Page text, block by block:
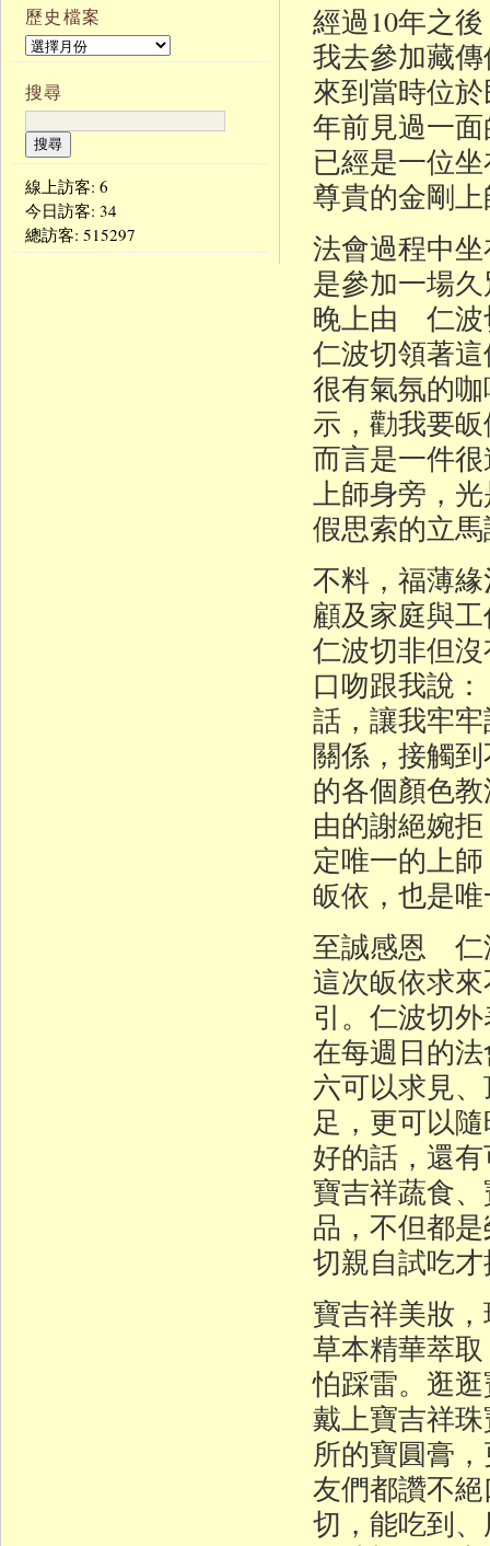
經過10年之
我去參加藏
來到當時位
年前見過一
已經是一位
尊貴的金剛
法會過程中
是參加一場
晚上由 仁波
仁波切領著
很有氣氛的
示，勸我要
而言是一件
上師身旁，
假思索的立
不料，福薄
顧及家庭與
仁波切非但
口吻跟我說
話，讓我牢
關係，接觸
的各個顏色
由的謝絕婉
定唯一的上
皈依，也是
至誠感恩 仁
這次皈依求
引。仁波切
在每週日的
六可以求見
足，更可以
好的話，還
寶吉祥蔬食
品，不但都
切親自試吃
寶吉祥美妝
草本精華萃
怕踩雷。逛
戴上寶吉祥
所的寶圓膏
友們都讚不
切，能吃到
歷史檔案
搜尋
線上訪客: 6
今日訪客: 34
總訪客: 1165297